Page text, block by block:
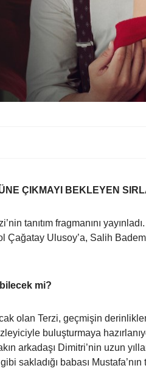
ÇIKMAYI BEKLEYEN
tanıtım fragmanını
Çağatay Ulusoy’a, Salih
mi?
olan Terzi, geçmişin
buluşturmaya
arkadaşı Dimitri’nin uzun
sakladığı babası